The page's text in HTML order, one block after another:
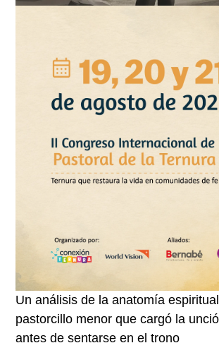
Un análisis de la anatomía
pastorcillo menor que cargó la
antes de sentarse en el trono